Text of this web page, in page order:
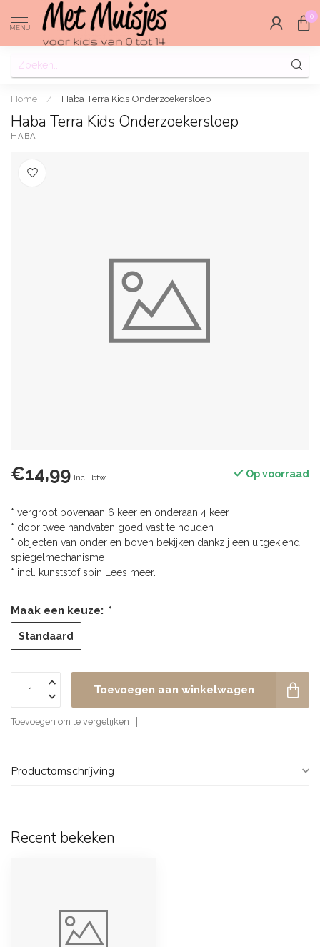
MENU
0
Home / Haba Terra Kids Onderzoekersloep
Haba Terra Kids Onderzoekersloep
HABA
€14,99 Incl. btw Op voorraad
* vergroot bovenaan 6 keer en onderaan 4 keer
* door twee handvaten goed vast te houden
* objecten van onder en boven bekijken dankzij een uitgekiend
spiegelmechanisme
* incl. kunststof spin
Lees meer.
Maak een keuze: *
Standaard
Toevoegen aan winkelwagen
Toevoegen om te vergelijken
Productomschrijving
Recent bekeken